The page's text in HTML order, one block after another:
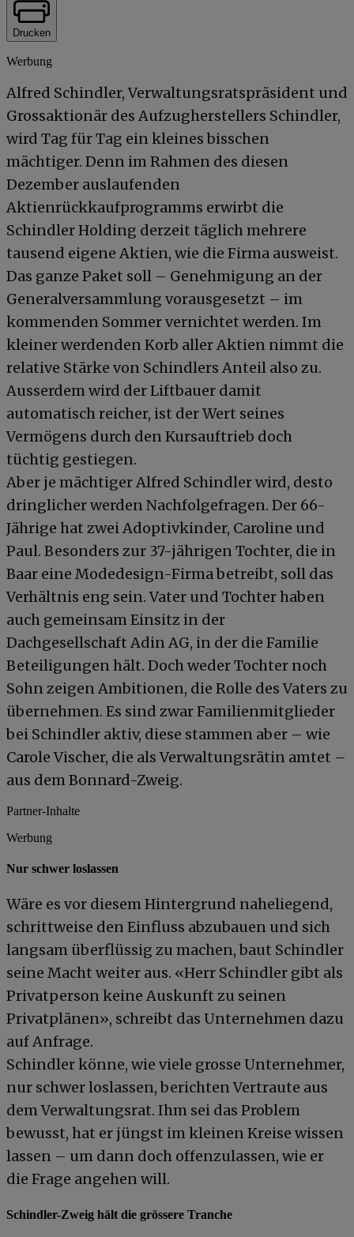
Drucken
Werbung
Alfred Schindler, Verwaltungsratspräsident und
Grossaktionär des Aufzugherstellers Schindler,
wird Tag für Tag ein kleines bisschen
mächtiger. Denn im Rahmen des diesen
Dezember auslaufenden
Aktienrückkaufprogramms erwirbt die
Schindler Holding derzeit täglich mehrere
tausend eigene Aktien, wie die Firma ausweist.
Das ganze Paket soll – Genehmigung an der
Generalversammlung vorausgesetzt – im
kommenden Sommer vernichtet werden. Im
kleiner werdenden Korb aller Aktien nimmt die
relative Stärke von Schindlers Anteil also zu.
Ausserdem wird der Liftbauer damit
automatisch reicher, ist der Wert seines
Vermögens durch den Kursauftrieb doch
tüchtig gestiegen.
Aber je mächtiger Alfred Schindler wird, desto
dringlicher werden Nachfolgefragen. Der 66-
Jährige hat zwei Adoptivkinder, Caroline und
Paul. Besonders zur 37-jährigen Tochter, die in
Baar eine Modedesign-Firma betreibt, soll das
Verhältnis eng sein. Vater und Tochter haben
auch gemeinsam Einsitz in der
Dachgesellschaft Adin AG, in der die Familie
Beteiligungen hält. Doch weder Tochter noch
Sohn zeigen Ambitionen, die Rolle des Vaters zu
übernehmen. Es sind zwar Familienmitglieder
bei Schindler aktiv, diese stammen aber – wie
Carole Vischer, die als Verwaltungsrätin amtet –
aus dem Bonnard-Zweig.
Partner-Inhalte
Werbung
Nur schwer loslassen
Wäre es vor diesem Hintergrund naheliegend,
schrittweise den Einfluss abzubauen und sich
langsam überflüssig zu machen, baut Schindler
seine Macht weiter aus. «Herr Schindler gibt als
Privatperson keine Auskunft zu seinen
Privatplänen», schreibt das Unternehmen dazu
auf Anfrage.
Schindler könne, wie viele grosse Unternehmer,
nur schwer loslassen, berichten Vertraute aus
dem Verwaltungsrat. Ihm sei das Problem
bewusst, hat er jüngst im kleinen Kreise wissen
lassen – um dann doch offenzulassen, wie er
die Frage angehen will.
Schindler-Zweig hält die grössere Tranche